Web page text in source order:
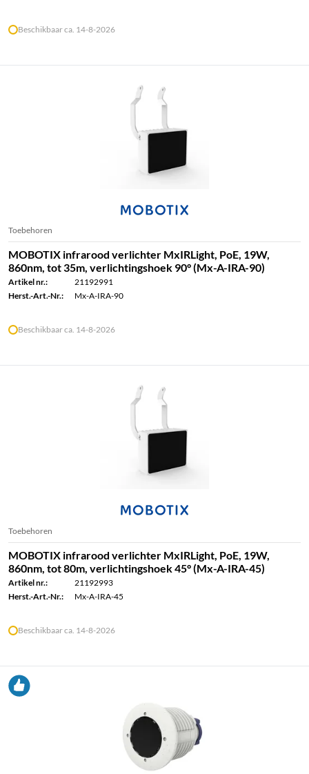
Beschikbaar ca. 14-8-2026
Toebehoren
MOBOTIX infrarood verlichter MxIRLight, PoE, 19W,
860nm, tot 35m, verlichtingshoek 90° (Mx-A-IRA-90)
Artikel nr.:
21192991
Herst.-Art.-Nr.:
Mx-A-IRA-90
Beschikbaar ca. 14-8-2026
Toebehoren
MOBOTIX infrarood verlichter MxIRLight, PoE, 19W,
860nm, tot 80m, verlichtingshoek 45° (Mx-A-IRA-45)
Artikel nr.:
21192993
Herst.-Art.-Nr.:
Mx-A-IRA-45
Beschikbaar ca. 14-8-2026